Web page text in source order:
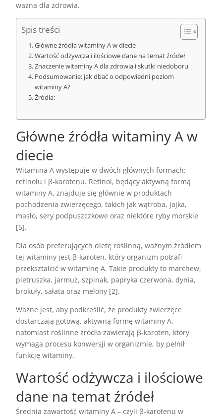
ważna dla zdrowia.
Spis treści
Główne źródła witaminy A w diecie
Wartość odżywcza i ilościowe dane na temat źródeł
Znaczenie witaminy A dla zdrowia i skutki niedoboru
Podsumowanie: jak dbać o odpowiedni poziom
witaminy A?
Źródła:
Główne źródła witaminy A w
diecie
Witamina A występuje w dwóch głównych formach:
retinolu i β-karotenu. Retinol, będący aktywną formą
witaminy A, znajduje się głównie w produktach
pochodzenia zwierzęcego, takich jak wątroba, jajka,
masło, sery podpuszczkowe oraz niektóre ryby morskie
[5].
Dla osób preferujących dietę roślinną, ważnym źródłem
tej witaminy jest β-karoten, który organizm potrafi
przekształcić w witaminę A. Takie produkty to marchew,
pietruszka, jarmuż, szpinak, papryka czerwona, dynia,
brokuły, sałata oraz melony [2].
Ważne jest, aby podkreślić, że produkty zwierzęce
dostarczają gotową, aktywną formę witaminy A,
natomiast roślinne źródła zawierają β-karoten, który
wymaga procesu konwersji w organizmie, by pełnił
funkcję witaminy.
Wartość odżywcza i ilościowe
dane na temat źródeł
Średnia zawartość witaminy A – czyli β-karotenu w